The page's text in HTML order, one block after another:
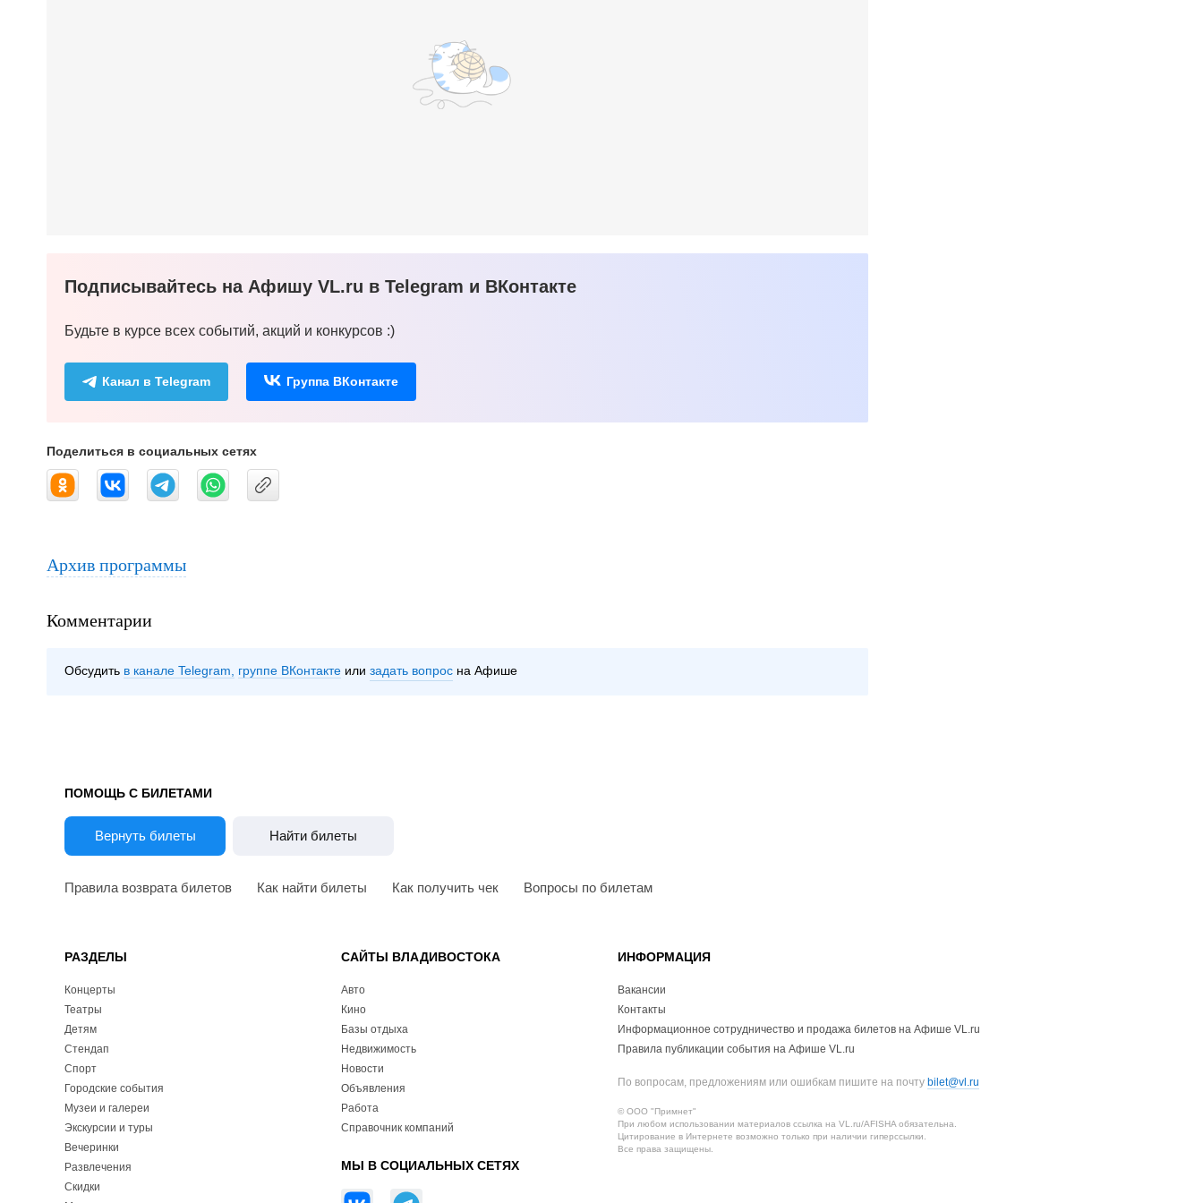
Подписывайтесь на Афишу VL.ru в Telegram и ВКонтакте
Будьте в курсе всех событий, акций и конкурсов :)
Канал в Telegram Группа ВКонтакте
Поделиться в социальных сетях
Архив программы
Комментарии
Обсудить в канале Telegram группе ВКонтакте задать вопрос на Афише
ПОМОЩЬ С БИЛЕТАМИ
Вернуть билеты Найти билеты
Правила возврата билетов Как найти билеты Как получить чек Вопросы по билетам
РАЗДЕЛЫ
Концерты
Театры
Детям
Стендап
Спорт
Городские события
Музеи и галереи
Экскурсии и туры
Вечеринки
Развлечения
Скидки
САЙТЫ ВЛАДИВОСТОКА
Авто
Кино
Базы отдыха
Недвижимость
Новости
Объявления
Работа
Справочник компаний
МЫ В СОЦИАЛЬНЫХ СЕТЯХ
ИНФОРМАЦИЯ
Вакансии
Контакты
Информационное сотрудничество и продажа билетов на Афише VL.ru
Правила публикации события на Афише VL.ru
По вопросам, предложениям или ошибкам пишите на почту bilet@vl.ru
© ООО "Примнет"
При любом использовании материалов ссылка на VL.ru/AFISHA обязательна.
Цитирование в Интернете возможно только при наличии гиперссылки.
Все права защищены.